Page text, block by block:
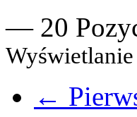
— 20
←